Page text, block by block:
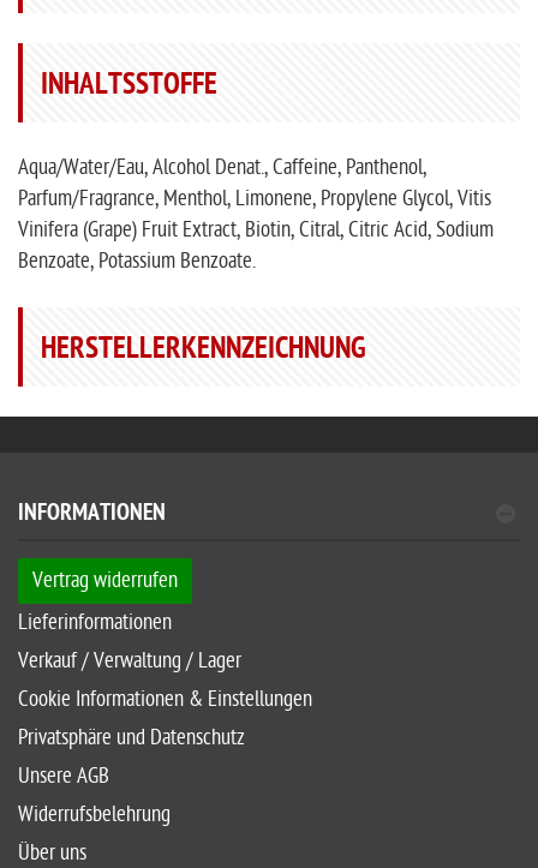
INHALTSSTOFFE
Aqua/Water/Eau, Alcohol Denat., Caffeine, Panthenol,
Parfum/Fragrance, Menthol, Limonene, Propylene Glycol, Vitis
Vinifera (Grape) Fruit Extract, Biotin, Citral, Citric Acid, Sodium
Benzoate, Potassium Benzoate.
HERSTELLERKENNZEICHNUNG
INFORMATIONEN
Vertrag widerrufen
Lieferinformationen
Verkauf / Verwaltung / Lager
Cookie Informationen & Einstellungen
Privatsphäre und Datenschutz
Unsere AGB
Widerrufsbelehrung
Über uns